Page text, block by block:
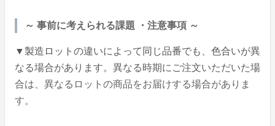
～ 事前に考えられる課題 ・注意事項 ～
▼製造ロットの違いによって同じ品番でも、色合いが異
なる場合があります。異なる時期にご注文いただいた場
合は、異なるロットの商品をお届けする場合がありま
す。